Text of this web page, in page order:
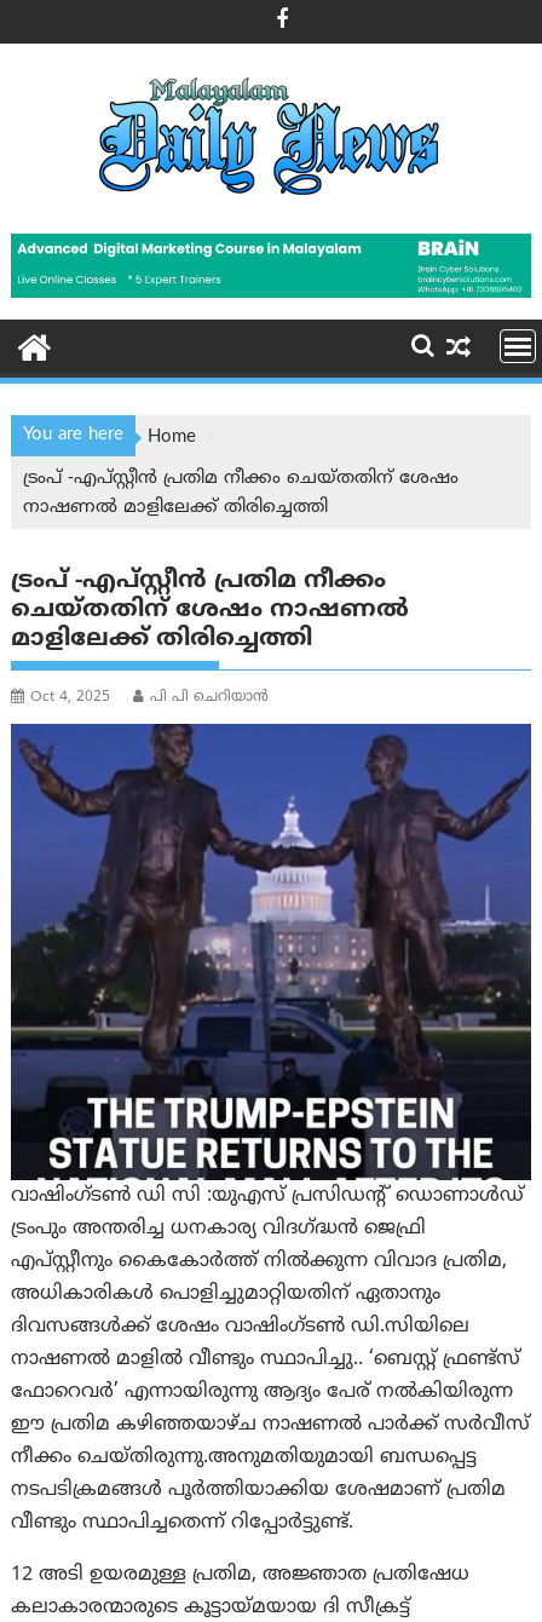
to
You are here
Home
ട്രംപ് -എപ്സ്റ്റീൻ പ്രതിമ നീക്കം ചെയ്തതിന് ശേഷം
നാഷണൽ മാളിലേക്ക് തിരിച്ചെത്തി
ട്രംപ് -എപ്സ്റ്റീൻ പ്രതിമ നീക്കം
ചെയ്തതിന് ശേഷം നാഷണൽ
മാളിലേക്ക് തിരിച്ചെത്തി
Oct 4, 2025 പി പി ചെറിയാൻ
വാഷിംഗ്‌ടൺ ഡി സി :യുഎസ് പ്രസിഡന്റ് ഡൊണാൾഡ്
ട്രംപും അന്തരിച്ച ധനകാര്യ വിദഗ്ദ്ധൻ ജെഫ്രി
എപ്സ്റ്റീനും കൈകോർത്ത് നിൽക്കുന്ന വിവാദ പ്രതിമ,
അധികാരികൾ പൊളിച്ചുമാറ്റിയതിന് ഏതാനും
ദിവസങ്ങൾക്ക് ശേഷം വാഷിംഗ്ടൺ ഡി.സിയിലെ
നാഷണൽ മാളിൽ വീണ്ടും സ്ഥാപിച്ചു.. ‘ബെസ്റ്റ് ഫ്രണ്ട്സ്
ഫോറെവർ’ എന്നായിരുന്നു ആദ്യം പേര് നൽകിയിരുന്ന
ഈ പ്രതിമ കഴിഞ്ഞയാഴ്ച നാഷണൽ പാർക്ക് സർവീസ്
നീക്കം ചെയ്തിരുന്നു.അനുമതിയുമായി ബന്ധപ്പെട്ട
നടപടിക്രമങ്ങൾ പൂർത്തിയാക്കിയ ശേഷമാണ് പ്രതിമ
വീണ്ടും സ്ഥാപിച്ചതെന്ന് റിപ്പോർട്ടുണ്ട്.
12 അടി ഉയരമുള്ള പ്രതിമ, അജ്ഞാത പ്രതിഷേധ
കലാകാരന്മാരുടെ കൂട്ടായ്മയായ ദി സീക്രട്ട്